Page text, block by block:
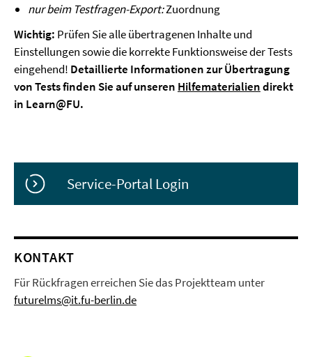
nur beim Testfragen-Export:Zuordnung
Wichtig: Prüfen Sie alle übertragenen Inhalte und
Einstellungen sowie die korrekte Funktionsweise der Tests
eingehend! Detaillierte Informationen zur Übertragung
von Tests finden Sie auf unseren Hilfematerialiendirekt
in Learn@FU.
Service-Portal Login
KONTAKT
Für Rückfragen erreichen Sie das Projektteam unter
futurelms@it.fu-berlin.de